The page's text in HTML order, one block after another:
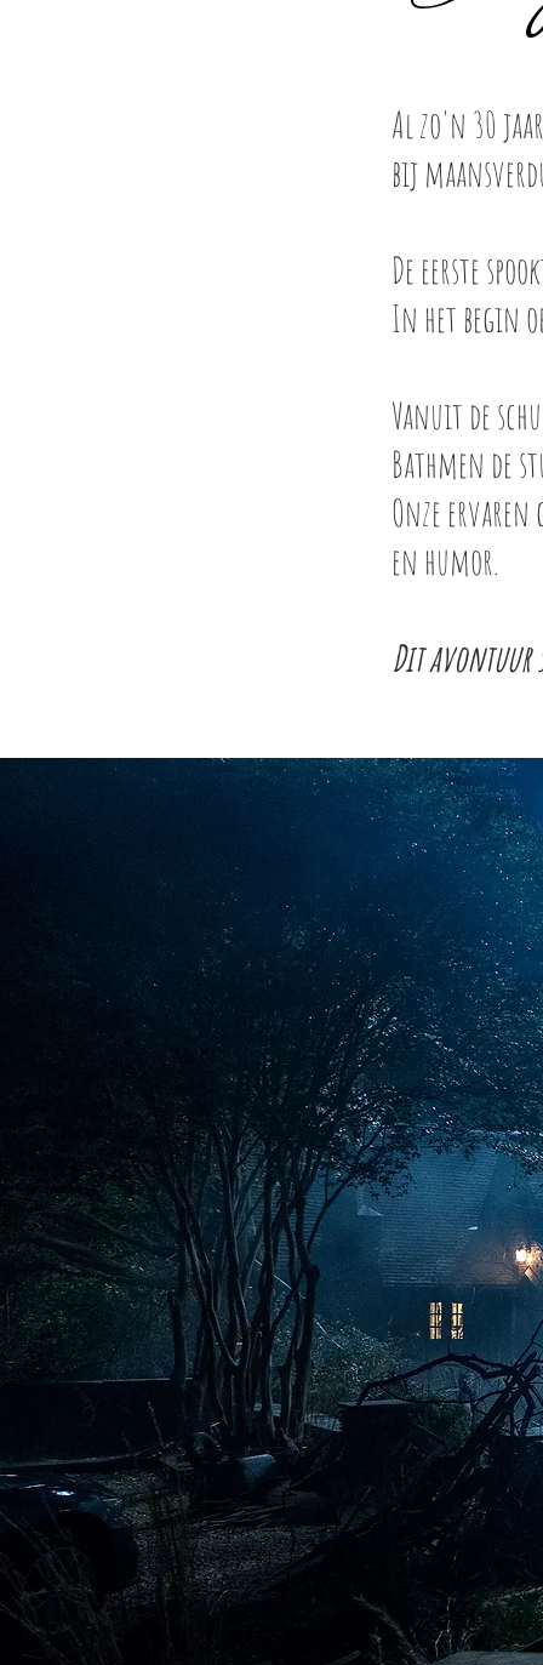
Al zo'n 30
bij
De eerste
In het begin
Vanuit de
Bathmen de
Onze
en humor.
Dit avontuur